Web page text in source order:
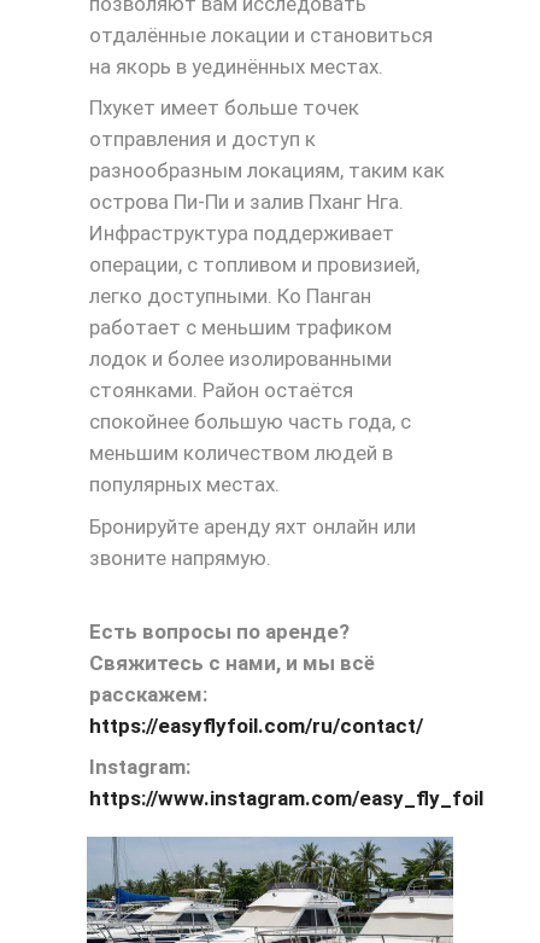
отдалённые локации и становиться
на якорь в уединённых местах.
Пхукет имеет больше точек
отправления и доступ к
разнообразным локациям, таким как
острова Пи-Пи и залив Пханг Нга.
Инфраструктура поддерживает
операции, с топливом и провизией,
легко доступными. Ко Панган
работает с меньшим трафиком
лодок и более изолированными
стоянками. Район остаётся
спокойнее большую часть года, с
меньшим количеством людей в
популярных местах.
Бронируйте аренду яхт онлайн или
звоните напрямую.
Есть вопросы по аренде?
Свяжитесь с нами, и мы всё
расскажем:
https://easyflyfoil.com/ru/contact/
Instagram:
https://www.instagram.com/easy_fly_foil